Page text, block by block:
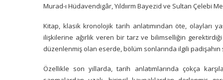
Murad-ı Hüdavendigâr, Yıldıırm Bayezid ve Sultan Çelebi
Kitap, klasik kronolojik tarih anlatımından öte, olayları
ilişkilerine ağırlık veren bir tarz ve bilimselliğin
düzenlenmiş olan eserde, bölüm sonlarında ilgili padişahın
Özellikle son yıllarda, tarih anlatımlarında çokça